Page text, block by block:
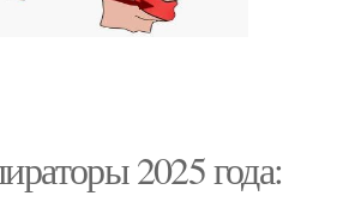
2025 года: